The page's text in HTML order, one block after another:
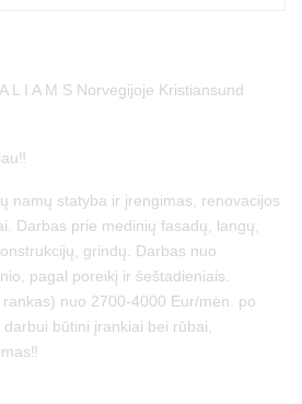
L I A M S Norvegijoje Kristiansund
namų statyba ir įrengimas, renovacijos
Darbas prie medinių fasadų, langų,
grindų. Darbas nuo
pagal poreikį ir šeštadieniais.
nuo 2700-4000 Eur/mėn. po
būtini įrankiai bei rūbai,